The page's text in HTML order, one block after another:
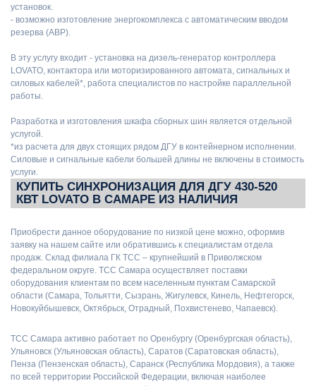
установок.
- возможно изготовление энергокомплекса с автоматическим вводом
резерва (АВР).
В эту услугу входит - установка на дизель-генератор контроллера
LOVATO, контактора или моторизированного автомата, сигнальных и
силовых кабелей*, работа специалистов по настройке параллельной
работы.
Разработка и изготовления шкафа сборных шин является отдельной
услугой.
*из расчета для двух стоящих рядом ДГУ в контейнерном исполнении.
Силовые и сигнальные кабели большей длины не включены в стоимость
услуги.
КУПИТЬ СИНХРОНИЗАЦИЯ ДЛЯ ДГУ 430-520
КВТ LOVATO В САМАРЕ ИЗ НАЛИЧИЯ
Приобрести данное оборудование по низкой цене можно, оформив
заявку на нашем сайте или обратившись к специалистам отдела
продаж. Склад филиала ГК ТСС – крупнейший в Приволжском
федеральном округе. ТСС Самара осуществляет поставки
оборудования клиентам по всем населенным пунктам Самарской
области (Самара, Тольятти, Сызрань, Жигулевск, Кинель, Нефтегорск,
Новокуйбышевск, Октябрьск, Отрадный, Похвистенево, Чапаевск).
ТСС Самара активно работает по Оренбургу (Оренбургская область),
Ульяновск (Ульяновская область), Саратов (Саратовская область),
Пенза (Пензенская область), Саранск (Республика Мордовия), а также
по всей территории Российской Федерации, включая наиболее